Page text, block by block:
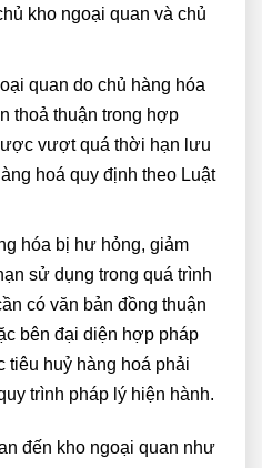
kho ngoại quan và chủ
quan do chủ hàng hóa
thoả thuận trong hợp
vượt quá thời hạn lưu
hoá quy định theo Luật
hóa bị hư hỏng, giảm
sử dụng trong quá trình
có văn bản đồng thuận
bên đại diện hợp pháp
tiêu huỷ hàng hoá phải
trình pháp lý hiện hành.
đến kho ngoại quan như